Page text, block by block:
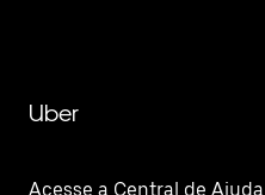
Uber
Acesse a Central de Ajuda